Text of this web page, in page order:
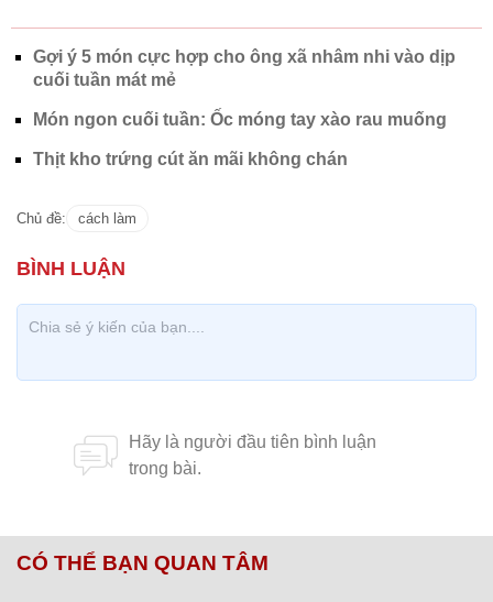
Gợi ý 5 món cực hợp cho ông xã nhâm nhi vào dịp
cuối tuần mát mẻ
Món ngon cuối tuần: Ốc móng tay xào rau muống
Thịt kho trứng cút ăn mãi không chán
Chủ đề: cách làm
CÓ THỂ BẠN QUAN TÂM